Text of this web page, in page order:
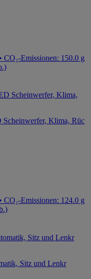
CO₂-Emissionen: 150.0 g
Klima, Rüc
CO₂-Emissionen: 124.0 g
Sitz und Lenkr